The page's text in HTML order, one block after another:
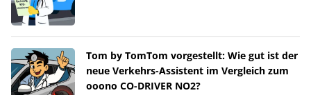
Tom by TomTom vorgestellt: Wie gut ist der
neue Verkehrs-Assistent im Vergleich zum
ooono CO-DRIVER NO2?